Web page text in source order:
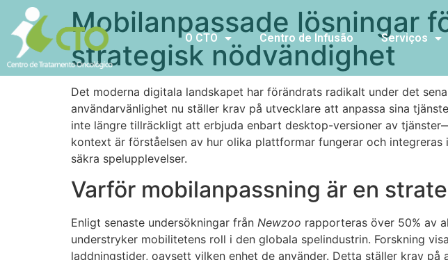
O CTO Centro de Infusão Serviços
Mobilanpassade lösningar
strategisk nödvändighet
Det moderna digitala landskapet har förändrats radikalt under det
användarvänlighet nu ställer krav på utvecklare att anpassa sina
inte längre tillräckligt att erbjuda enbart desktop-versioner av
kontext är förståelsen av hur olika plattformar fungerar och
säkra spelupplevelser.
Varför mobilanpassning är en
Enligt senaste undersökningar från Newzoo rapporteras över 50% av
understryker mobilitetens roll i den globala spelindustrin. Forskning
laddningstider, oavsett vilken enhet de använder. Detta ställer krav